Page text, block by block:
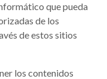
que pueda
de los
de estos sitios
los contenidos